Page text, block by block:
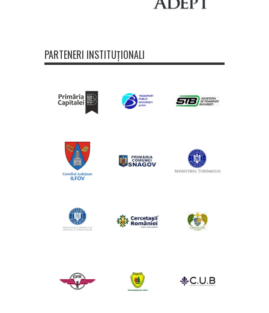
PARTENERI INSTITUȚIONALI